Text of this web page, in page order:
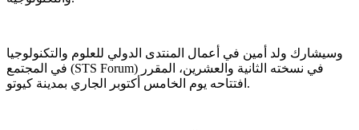
وسيشارك ولد أمين في أعمال المنتدى الدولي للعلوم والتكنولوجيا
في المجتمع (STS Forum) في نسخته الثانية والعشرين، المقرر
افتتاحه يوم الخامس أكتوبر الجاري بمدينة كيوتو.